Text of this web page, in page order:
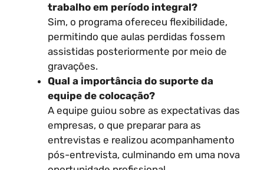
trabalho em período integral?
Sim, o programa ofereceu flexibilidade,
permitindo que aulas perdidas fossem
assistidas posteriormente por meio de
gravações.
Qual a importância do suporte da
equipe de colocação?
A equipe guiou sobre as expectativas das
empresas, o que preparar para as
entrevistas e realizou acompanhamento
pós-entrevista, culminando em uma nova